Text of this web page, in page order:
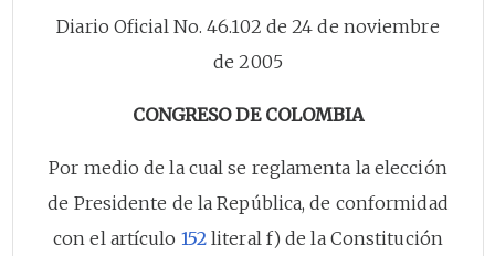
Diario Oficial No. 46.102 de 24 de noviembre
de 2005
CONGRESO DE COLOMBIA
Por medio de la cual se reglamenta la elección
de Presidente de la República, de conformidad
con el artículo 152literal f) de la Constitución